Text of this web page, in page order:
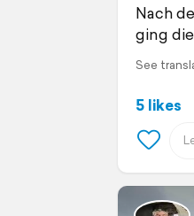
Nach
ging
See
5 likes